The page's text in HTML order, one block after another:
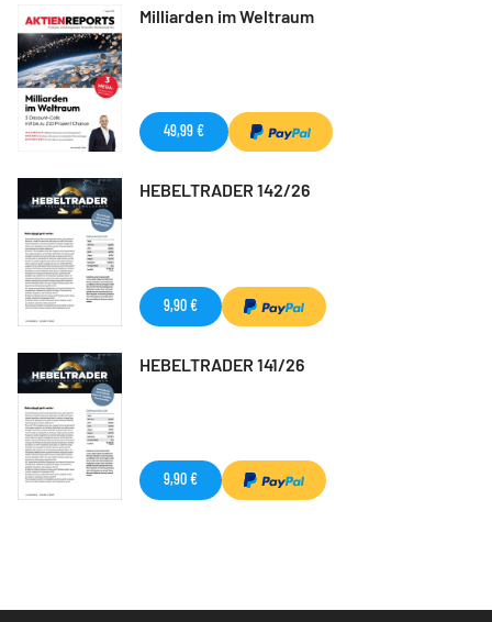
Milliarden im Weltraum
49,99 €
HEBELTRADER 142/26
9,90 €
HEBELTRADER 141/26
9,90 €